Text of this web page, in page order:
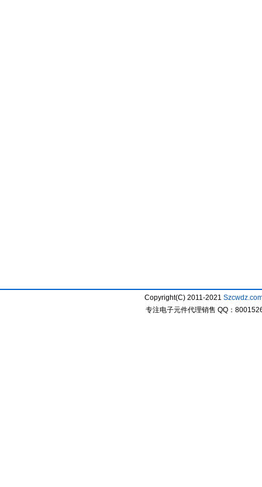
Copyright(C) 2011-2021
专注电子元件代理销售 QQ：